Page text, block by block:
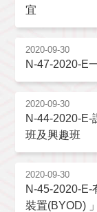
宜
2020-09-30
N-47-2020-E
2020-09-30
N-44-2020-E-
班及興趣班
2020-09-30
N-45-2020-E-
裝置(BYOD)